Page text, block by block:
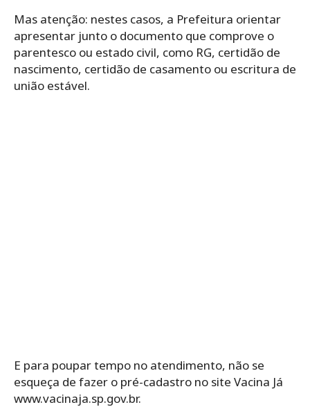
Mas atenção: nestes casos, a Prefeitura orientar
apresentar junto o documento que comprove o
parentesco ou estado civil, como RG, certidão de
nascimento, certidão de casamento ou escritura de
união estável.
E para poupar tempo no atendimento, não se
esqueça de fazer o pré-cadastro no site Vacina Já
www.vacinaja.sp.gov.br.